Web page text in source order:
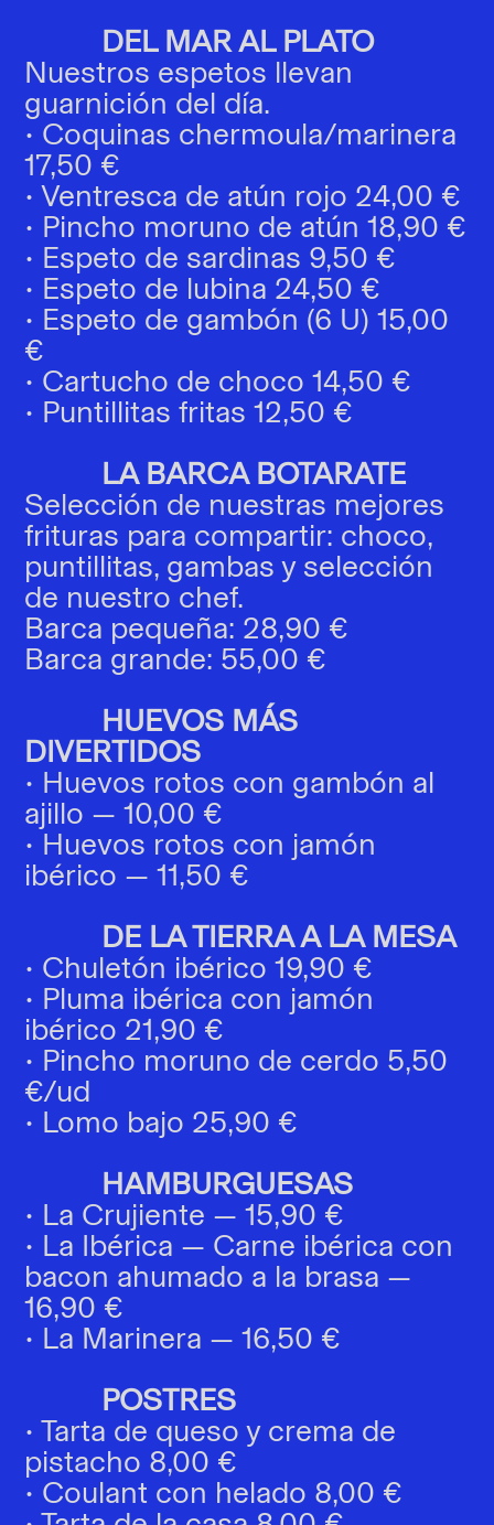
DEL MAR AL PLATO
Nuestros espetos llevan
guarnición del día.
• Coquinas chermoula/marinera
17,50 €
• Ventresca de atún rojo 24,00 €
• Pincho moruno de atún 18,90 €
• Espeto de sardinas 9,50 €
• Espeto de lubina 24,50 €
• Espeto de gambón (6 U) 15,00
€
• Cartucho de choco 14,50 €
• Puntillitas fritas 12,50 €
LA BARCA BOTARATE
Selección de nuestras mejores
frituras para compartir: choco,
puntillitas, gambas y selección
de nuestro chef.
Barca pequeña: 28,90 €
Barca grande: 55,00 €
HUEVOS MÁS
DIVERTIDOS
• Huevos rotos con gambón al
ajillo — 10,00 €
• Huevos rotos con jamón
ibérico — 11,50 €
DE LA TIERRA A LA MESA
• Chuletón ibérico 19,90 €
• Pluma ibérica con jamón
ibérico 21,90 €
• Pincho moruno de cerdo 5,50
€/ud
• Lomo bajo 25,90 €
HAMBURGUESAS
• La Crujiente — 15,90 €
• La Ibérica — Carne ibérica con
bacon ahumado a la brasa —
16,90 €
• La Marinera — 16,50 €
POSTRES
• Tarta de queso y crema de
pistacho 8,00 €
• Coulant con helado 8,00 €